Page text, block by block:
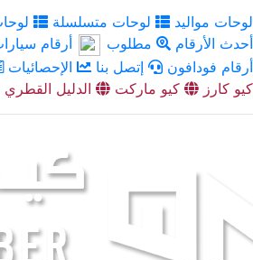
لوحات مواليد لوحات متسلسلة
أحدث الأرقام
مطلوب أرقام
أرقام فودافون
إتصل بنا الإحصائيات
كيو كارز
كيو ماركت الدليل القطري